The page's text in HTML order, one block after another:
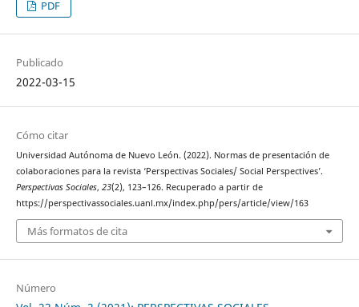
PDF
Publicado
2022-03-15
Cómo citar
Universidad Autónoma de Nuevo León. (2022). Normas de presentación de
colaboraciones para la revista ‘Perspectivas Sociales/ Social Perspectives’.
Perspectivas Sociales, 23(2), 123–126. Recuperado a partir de
https://perspectivassociales.uanl.mx/index.php/pers/article/view/163
Más formatos de cita
Número